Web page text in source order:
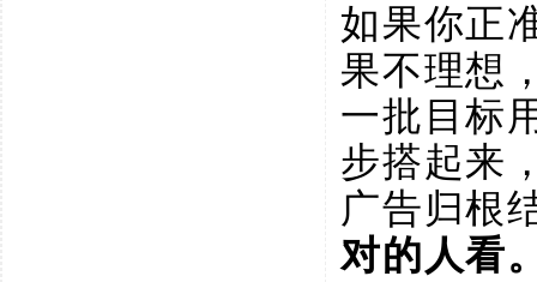
如果你正
果不理想
一批目标
步搭起来
广告归根
对的人看